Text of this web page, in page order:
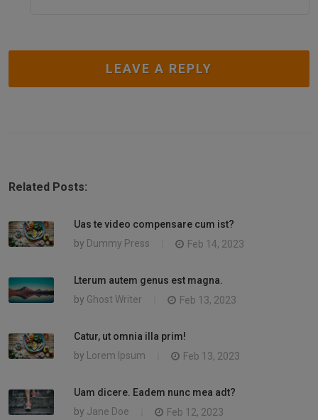
LEAVE A REPLY
Related Posts:
Uas te video compensare cum ist?
by Dummy Press Feb 14, 2023
Lterum autem genus est magna.
by Ghost Writer Feb 13, 2023
Catur, ut omnia illa prim!
by
Lorem Ipsum Feb 13, 2023
Uam dicere. Eadem nunc mea adt?
by Jane Doe Feb 12, 2023